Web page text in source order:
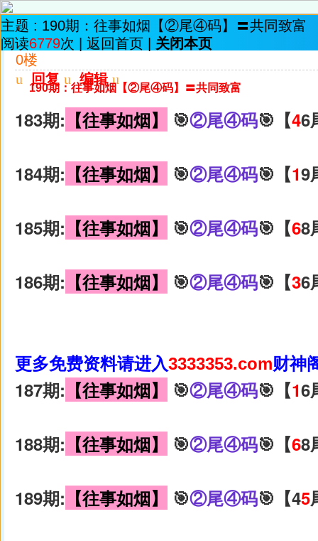
主题 : 190期：往事如烟【②尾④码】〓共同致富
阅读6779次 | 返回首页
关闭本页
0楼
u
回复 u 编辑 u
190期：往事如烟【②尾④码】〓共同致富
183期: 【往事如烟】 🎯②尾④码🎯【46
184期: 【往事如烟】 🎯②尾④码🎯【19
185期: 【往事如烟】 🎯②尾④码🎯【68
186期: 【往事如烟】 🎯②尾④码🎯【36
更多免费资料请进入3333353.com财神
187期: 【往事如烟】 🎯②尾④码🎯【16
188期: 【往事如烟】 🎯②尾④码🎯【68
189期: 【往事如烟】 🎯②尾④码🎯【45